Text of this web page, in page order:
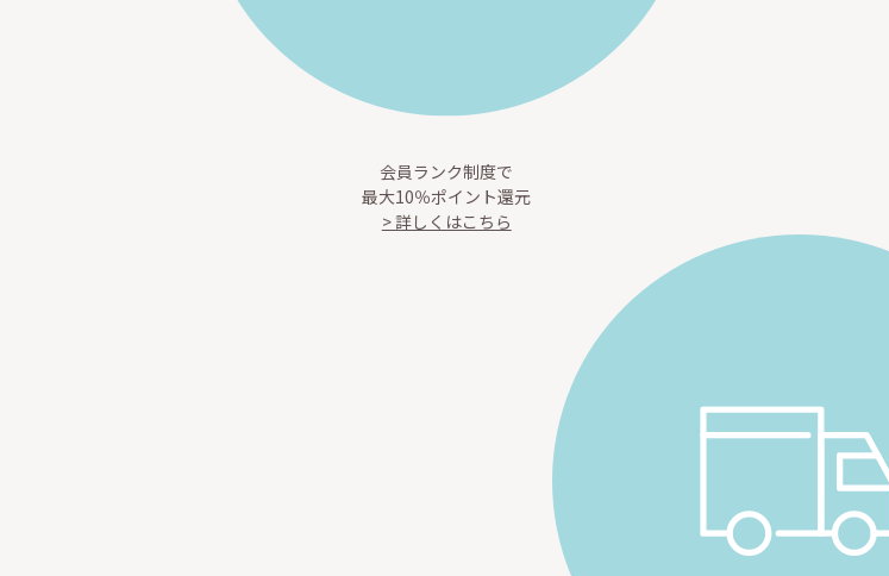
会員ランク制度で
最大10％ポイント還元
> 詳しくはこちら